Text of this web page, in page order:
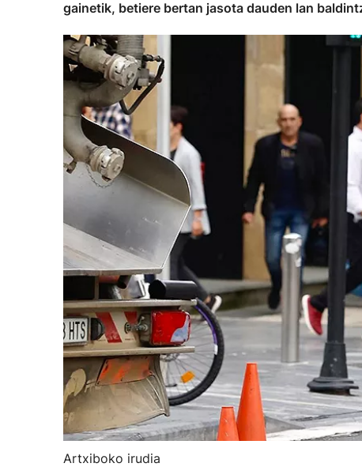
gainetik, betiere bertan jasota dauden lan
Artxiboko irudia